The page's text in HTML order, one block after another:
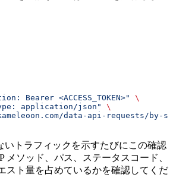
Bearer <ACCESS_TOKEN>"
\
application/json"
\
data-api-requests/by-
いトラフィックを示すたびにこの確認
メソッド、パス、ステータスコード、
スト量を占めているかを確認してくだ